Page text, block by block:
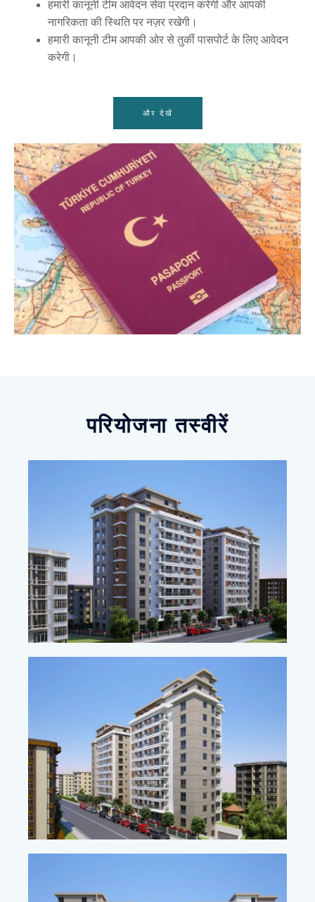
हमारी कानूनी टीम आवेदन सेवा प्रदान करेगी और आपकी
नागरिकता की स्थिति पर नज़र रखेगी।
हमारी कानूनी टीम आपकी ओर से तुर्की पासपोर्ट के लिए आवेदन
करेगी।
और देखें
परियोजना तस्वीरें